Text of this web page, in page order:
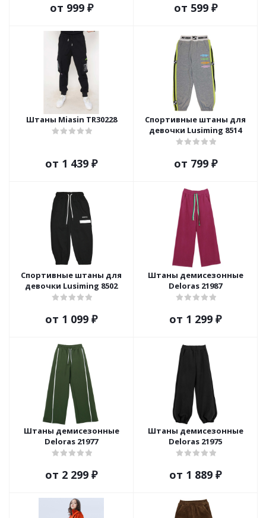
от 999 ₽ от 599 ₽
Штаны Miasin TR30228
от 1 439 ₽
Спортивные штаны для
девочки Lusiming 8514
от 799 ₽
Спортивные штаны для
девочки Lusiming 8502
от 1 099 ₽
Штаны демисезонные
Deloras 21987
от 1 299 ₽
Штаны демисезонные
Deloras 21977
от 2 299 ₽
Штаны демисезонные
Deloras 21975
от 1 889 ₽